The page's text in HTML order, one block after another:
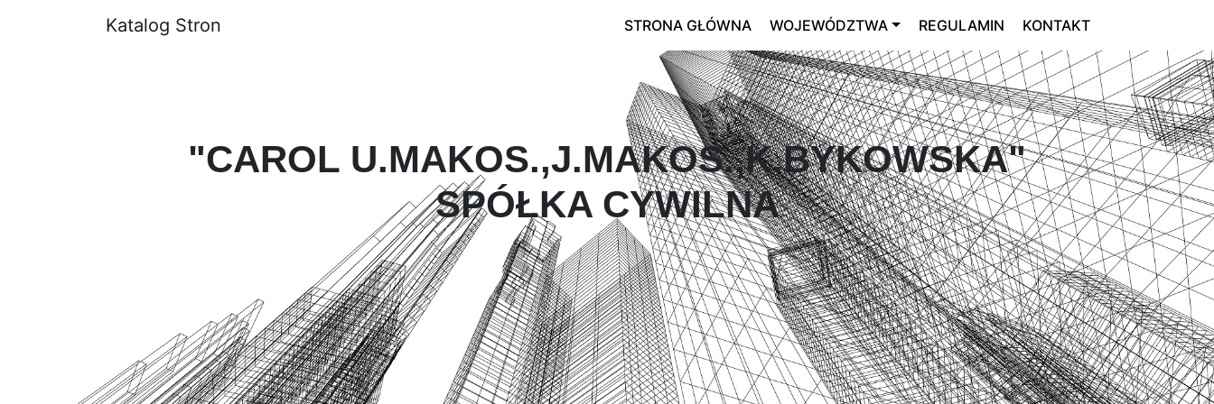
Katalog Stron STRONA GŁÓWNA WOJEWÓDZTWA REGULAMIN KONTAKT
"CAROL U.MAKOS.,J.MAKOS.,K.BYKOWSKA"
SPÓŁKA CYWILNA